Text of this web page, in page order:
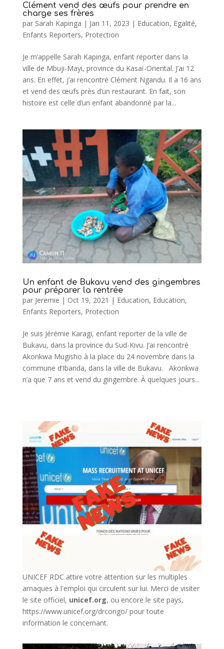
Clément vend des œufs pour prendre en
charge ses frères
par Sarah Kapinga | Jan 11, 2023 | Education, Egalité,
Enfants Reporters, Protection
Je m’appelle Sarah Kapinga, enfant reporter dans la
ville de Mbuji-Mayi, province du Kasaï-Oriental. J’ai 12
ans. En effet, j’ai rencontré Clément Ngandu. Il a 16 ans
et vend des œufs près d’un restaurant. En fait, son
histoire est celle d’un enfant abandonné par la...
Un enfant de Bukavu vend des gingembres
pour préparer la rentrée
par Jeremie | Oct 19, 2021 | Education, Education,
Enfants Reporters, Protection
Je suis Jérémie Karagi, enfant reporter de la ville de
Bukavu, dans la province du Sud-Kivu. J’ai rencontré
Akonkwa Mugisho à la place du 24 novembre dans la
commune d’Ibanda, dans la ville de Bukavu. Akonkwa
n’a que 7 ans et vend du gingembre. À quelques jours...
UNICEF RDC attire votre attention sur les multiples
arnaques à l'emploi qui circulent sur lui. Merci de visiter
le site officiel, unicef.org, ou encore le site pays,
https://www.unicef.org/drcongo/pour toute
information le concernant.